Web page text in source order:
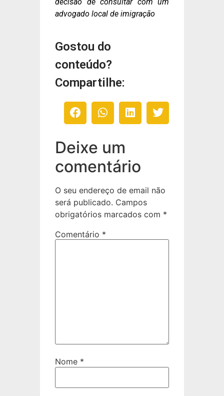
decisão de consultar com um
advogado local de imigração
Gostou do
conteúdo?
Compartilhe:
Deixe um
comentário
O seu endereço de email não
será publicado. Campos
obrigatórios marcados com *
Comentário *
Nome *